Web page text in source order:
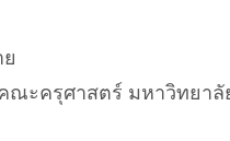
ะครุศาสตร์ มหาวิทยาลั